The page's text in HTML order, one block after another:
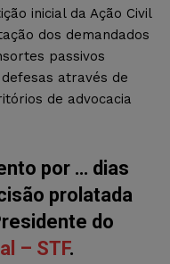
inicial da Ação Civil
dos demandados
passivos
através de
de advocacia
por … dias
prolatada
do
– STF.